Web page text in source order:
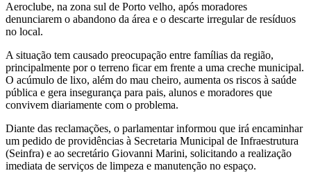
Aeroclube, na zona sul de Porto velho, após moradores
denunciarem o abandono da área e o descarte irregular de resíduos
no local.
A situação tem causado preocupação entre famílias da região,
principalmente por o terreno ficar em frente a uma creche municipal.
O acúmulo de lixo, além do mau cheiro, aumenta os riscos à saúde
pública e gera insegurança para pais, alunos e moradores que
convivem diariamente com o problema.
Diante das reclamações, o parlamentar informou que irá encaminhar
um pedido de providências à Secretaria Municipal de Infraestrutura
(Seinfra) e ao secretário Giovanni Marini, solicitando a realização
imediata de serviços de limpeza e manutenção no espaço.